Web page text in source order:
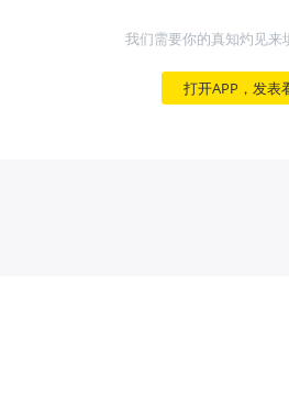
我们需要你的真知灼见来
打开APP，发表